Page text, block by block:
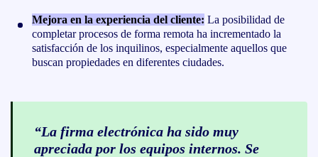
Mejora en la experiencia del cliente: La posibilidad de
completar procesos de forma remota ha incrementado la
satisfacción de los inquilinos, especialmente aquellos que
buscan propiedades en diferentes ciudades.
“La firma electrónica ha sido muy
apreciada por los equipos internos. Se